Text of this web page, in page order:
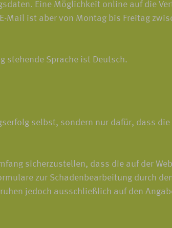
Eine Möglichkeit online auf die
Mail ist aber von Montag bis Freitag
stehende Sprache ist Deutsch.
selbst, sondern nur dafür, dass
sicherzustellen, dass die auf der
zur Schadenbearbeitung durch
jedoch ausschließlich auf den